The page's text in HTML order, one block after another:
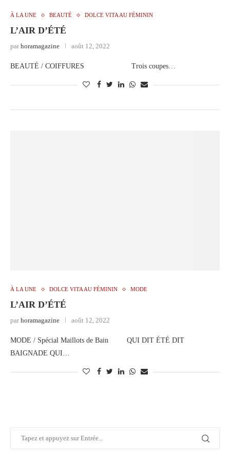
À LA UNE BEAUTÉ DOLCE VITA AU FÉMININ
L’AIR D’ÉTÉ
parhoramagazine août 12, 2022
BEAUTÉ / COIFFURES Trois coupes…
À LA UNE DOLCE VITA AU FÉMININ MODE
L’AIR D’ÉTÉ
parhoramagazine août 12, 2022
MODE / Spécial Maillots de Bain QUI DIT ÉTÉ DIT
BAIGNADE QUI…